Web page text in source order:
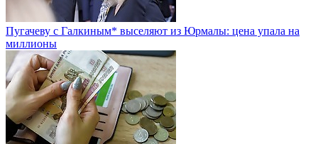
Пугачеву с Галкиным* выселяют из Юрмалы: цена упала на
миллионы